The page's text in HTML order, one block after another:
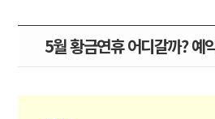
5월 황금연휴 어디갈까? 예